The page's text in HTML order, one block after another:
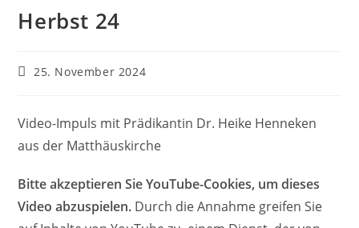
Herbst 24
Beitrag
25. November 2024
Video-Impuls mit Prädikantin Dr. Heike Henneken
aus der Matthäuskirche
Bitte akzeptieren Sie YouTube-Cookies, um dieses
Video abzuspielen. Durch die Annahme greifen Sie